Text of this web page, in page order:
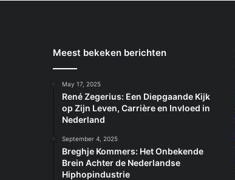
Meest bekeken berichten
May 17, 2025
René Zegerius: Een Diepgaande Kijk
op Zijn Leven, Carrière en Invloed in
Nederland
September 4, 2025
Breghje Kommers: Het Onbekende
Brein Achter de Nederlandse
Hiphopindustrie